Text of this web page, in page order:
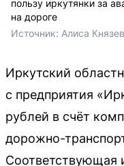
пользу иркутянки за
на дороге
Источник: Алиса
Иркутский
с предприятия
рублей в счёт
дорожно-
Соответствующая